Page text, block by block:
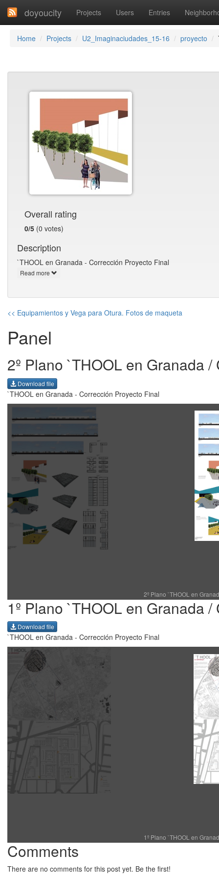
doyoucity Projects Users Entries
Home Projects U2_Imaginaciudades_15-16 proyecto
Overall rating
0/5 (0 votes)
Description
`THOOL en Granada - Corrección Proyecto Final
Read more
<< Equipamientos y Vega para Otura. Fotos de maqueta
Panel
2º Plano `THOOL en Granada
Download file
`THOOL en Granada - Corrección Proyecto Final
2º Plano `THOOL en
1º Plano `THOOL en Granada
Download file
`THOOL en Granada - Corrección Proyecto Final
1º Plano `THOOL en
Comments
There are no comments for this post yet. Be the first!